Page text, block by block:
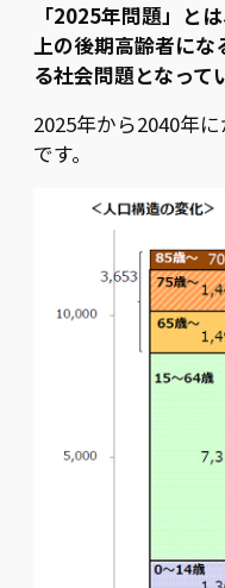
「2025年問題」と
上の後期高齢者にな
る社会問題となって
2025年から2040年
です。